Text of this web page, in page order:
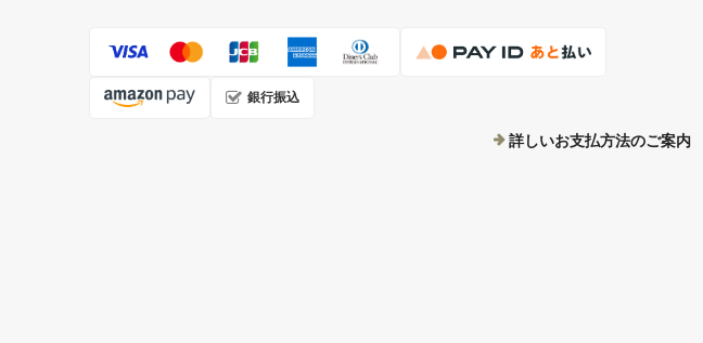
銀行振込
詳しいお支払方法のご案内